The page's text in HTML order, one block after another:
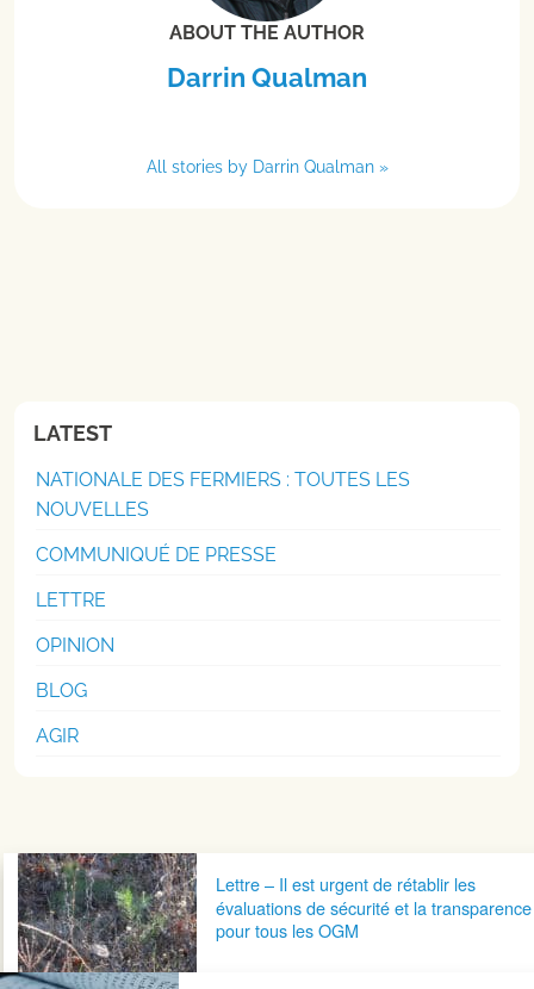
ABOUT THE AUTHOR
Darrin Qualman
All stories by Darrin Qualman »
LATEST
NATIONALE DES FERMIERS : TOUTES LES
NOUVELLES
COMMUNIQUÉ DE PRESSE
LETTRE
OPINION
BLOG
AGIR
Navigation postaleLettre – Il est urgent de rétablir les
évaluations de sécurité et la transparence
pour tous les OGM